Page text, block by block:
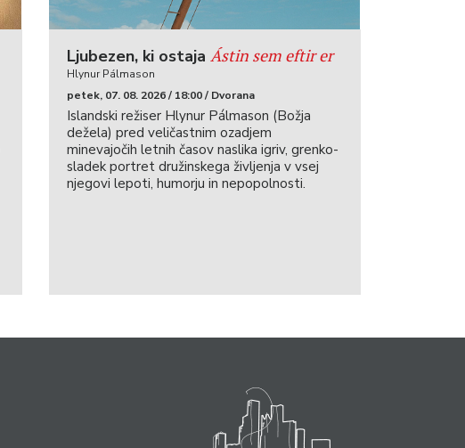
Ljubezen, ki ostaja Ástin sem eftir er
Hlynur Pálmason
petek, 07. 08. 2026 / 18:00 / Dvorana
Islandski režiser Hlynur Pálmason (Božja
dežela) pred veličastnim ozadjem
minevajočih letnih časov naslika igriv, grenko-
sladek portret družinskega življenja v vsej
njegovi lepoti, humorju in nepopolnosti.